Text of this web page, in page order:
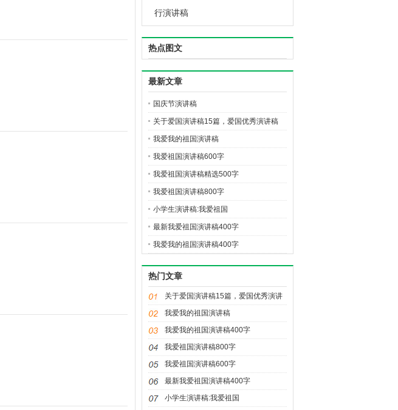
行演讲稿
热点图文
最新文章
国庆节演讲稿
关于爱国演讲稿15篇，爱国优秀演讲稿
我爱我的祖国演讲稿
我爱祖国演讲稿600字
我爱祖国演讲稿精选500字
我爱祖国演讲稿800字
小学生演讲稿:我爱祖国
最新我爱祖国演讲稿400字
我爱我的祖国演讲稿400字
热门文章
关于爱国演讲稿15篇，爱国优秀演讲
稿
我爱我的祖国演讲稿
我爱我的祖国演讲稿400字
我爱祖国演讲稿800字
我爱祖国演讲稿600字
最新我爱祖国演讲稿400字
小学生演讲稿:我爱祖国